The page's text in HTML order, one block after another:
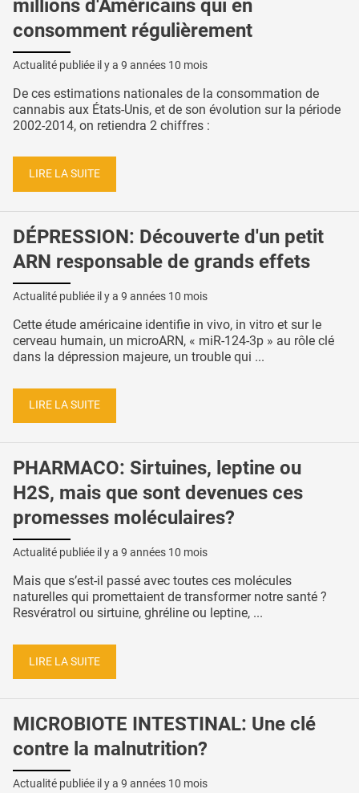
millions d'Américains qui en
consomment régulièrement
Actualité publiée il y a 9 années 10 mois
De ces estimations nationales de la consommation de
cannabis aux États-Unis, et de son évolution sur la période
2002-2014, on retiendra 2 chiffres :
LIRE LA SUITE
DÉPRESSION: Découverte d'un petit
ARN responsable de grands effets
Actualité publiée il y a 9 années 10 mois
Cette étude américaine identifie in vivo, in vitro et sur le
cerveau humain, un microARN, « miR-124-3p » au rôle clé
dans la dépression majeure, un trouble qui ...
LIRE LA SUITE
PHARMACO: Sirtuines, leptine ou
H2S, mais que sont devenues ces
promesses moléculaires?
Actualité publiée il y a 9 années 10 mois
Mais que s’est-il passé avec toutes ces molécules
naturelles qui promettaient de transformer notre santé ?
Resvératrol ou sirtuine, ghréline ou leptine, ...
LIRE LA SUITE
MICROBIOTE INTESTINAL: Une clé
contre la malnutrition?
Actualité publiée il y a 9 années 10 mois